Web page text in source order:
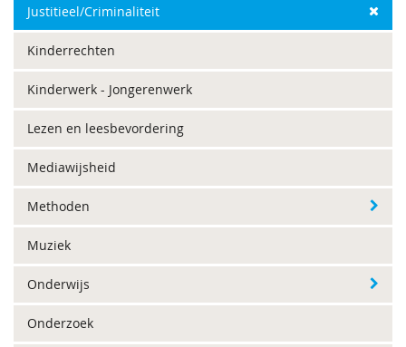
Justitieel/Criminaliteit
Kinderrechten
Kinderwerk - Jongerenwerk
Lezen en leesbevordering
Mediawijsheid
Methoden
Muziek
Onderwijs
Onderzoek